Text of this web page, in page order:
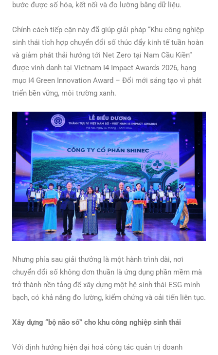
bước được số hóa, kết nối và đo lường bằng dữ liệu.
Chính cách tiếp cận này đã giúp giải pháp “Khu công nghiệp
sinh thái tích hợp chuyển đổi số thúc đẩy kinh tế tuần hoàn
và giảm phát thải hướng tới Net Zero tại Nam Cầu Kiền”
được vinh danh tại Vietnam I4 Impact Awards 2026, hạng
mục I4 Green Innovation Award – Đổi mới sáng tạo vì phát
triển bền vững, môi trường xanh.
Nhưng phía sau giải thưởng là một hành trình dài, nơi
chuyển đổi số không đơn thuần là ứng dụng phần mềm mà
trở thành nền tảng để xây dựng một hệ sinh thái ESG minh
bạch, có khả năng đo lường, kiểm chứng và cải tiến liên tục.
Xây dựng “bộ não số” cho khu công nghiệp sinh thái
Với định hướng hiện đại hoá công tác quản trị doanh